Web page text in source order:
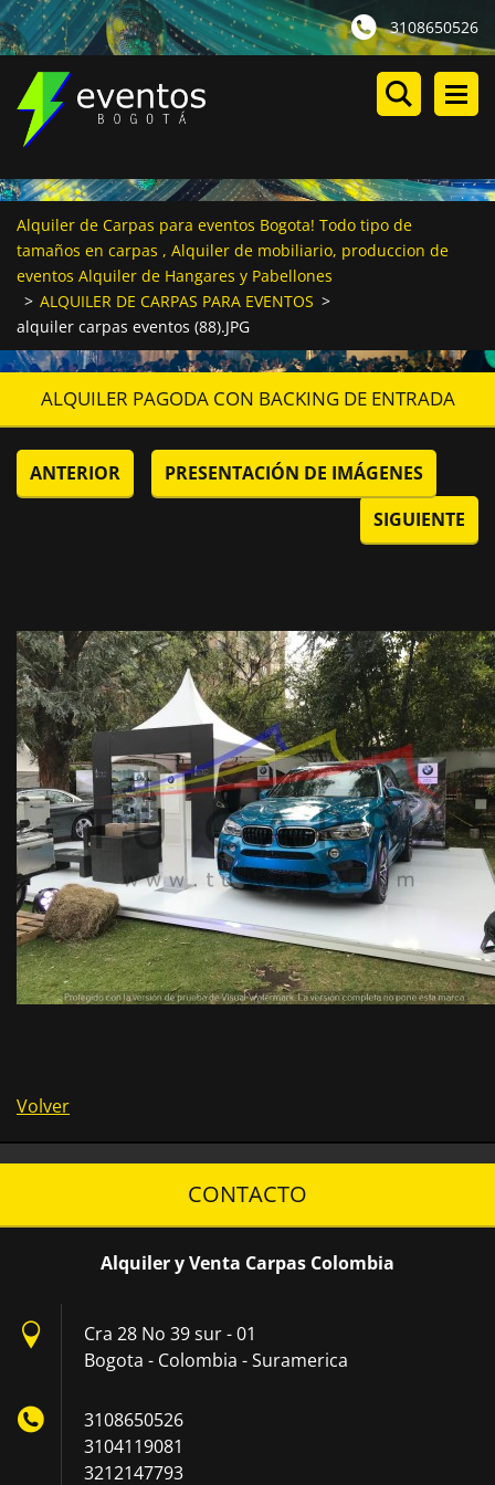
3108650526
Alquiler de Carpas para eventos Bogota! Todo tipo de
tamaños en carpas , Alquiler de mobiliario, produccion de
eventos Alquiler de Hangares y Pabellones
> ALQUILER DE CARPAS PARA EVENTOS >
alquiler carpas eventos (88).JPG
ALQUILER PAGODA CON BACKING DE ENTRADA
ANTERIOR
PRESENTACIÓN DE IMÁGENES
SIGUIENTE
Volver
CONTACTO
Alquiler y Venta Carpas Colombia
Cra 28 No 39 sur - 01
Bogota - Colombia - Suramerica
3108650526
3104119081
3212147793